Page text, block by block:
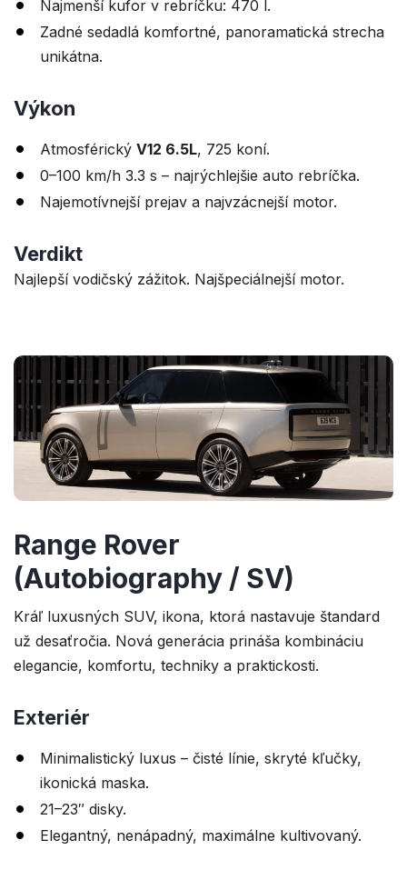
Najmenší kufor v rebríčku: 470 l.
Zadné sedadlá komfortné, panoramatická strecha
unikátna.
Výkon
Atmosférický V12 6.5L, 725 koní.
0–100 km/h 3.3 s – najrýchlejšie auto rebríčka.
Najemotívnejší prejav a najvzácnejší motor.
Verdikt
Najlepší vodičský zážitok. Najšpeciálnejší motor.
Range Rover
(Autobiography / SV)
Kráľ luxusných SUV, ikona, ktorá nastavuje štandard
už desaťročia. Nová generácia prináša kombináciu
elegancie, komfortu, techniky a praktickosti.
Exteriér
Minimalistický luxus – čisté línie, skryté kľučky,
ikonická maska.
21–23″ disky.
Elegantný, nenápadný, maximálne kultivovaný.